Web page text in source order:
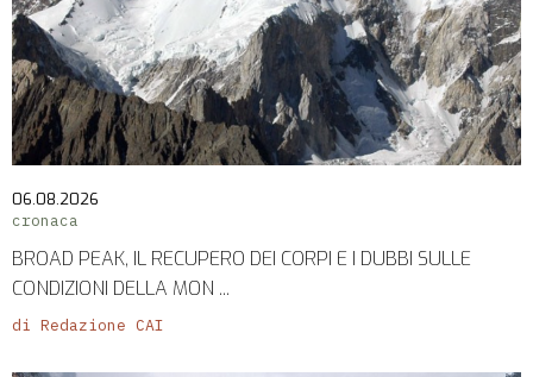
06.08.2026
cronaca
BROAD PEAK, IL RECUPERO DEI CORPI E I DUBBI SULLE
CONDIZIONI DELLA MON ...
di Redazione CAI